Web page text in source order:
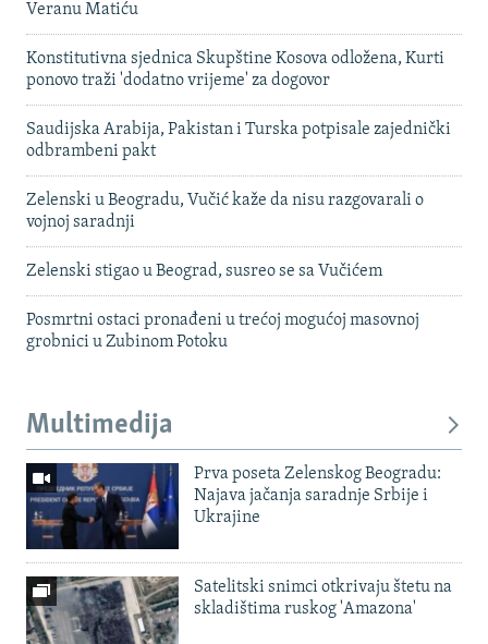
Veranu Matiću
Konstitutivna sjednica Skupštine Kosova odložena, Kurti
ponovo traži 'dodatno vrijeme' za dogovor
Saudijska Arabija, Pakistan i Turska potpisale zajednički
odbrambeni pakt
Zelenski u Beogradu, Vučić kaže da nisu razgovarali o
vojnoj saradnji
Zelenski stigao u Beograd, susreo se sa Vučićem
Posmrtni ostaci pronađeni u trećoj mogućoj masovnoj
grobnici u Zubinom Potoku
Multimedija
Prva poseta Zelenskog Beogradu:
Najava jačanja saradnje Srbije i
Ukrajine
Satelitski snimci otkrivaju štetu na
skladištima ruskog 'Amazona'